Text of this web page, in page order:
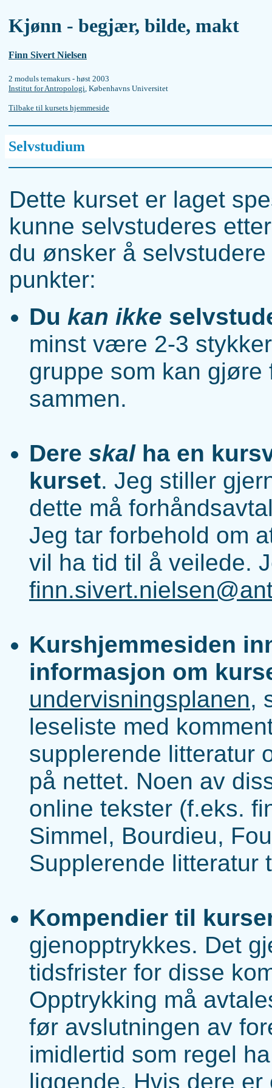
Kjønn - begjær, bilde, makt
Finn Sivert Nielsen
2 moduls temakurs - høst 2003
Institut for Antropologi, Københavns Universitet
Tilbake til kursets hjemmeside
Selvstudium
Dette kurset er laget
kunne selvstuderes
du ønsker å
punkter:
Du kan ikke
minst være 2-3
gruppe som kan
sammen.
Dere skalha en
kurset. Jeg stiller
dette må
Jeg tar forbehold om
vil ha tid til å veilede.
Kurshjemmesiden
informasjon om
undervisningsplanen,
leseliste med
supplerende litteratur
på nettet. Noen av
online tekster (f.eks.
Simmel, Bourdieu,
Supplerende litteratur
Kompendier til
gjenopptrykkes. Det
tidsfrister for disse
Opptrykking må
før avslutningen av
imidlertid som regel
liggende. Hvis dere